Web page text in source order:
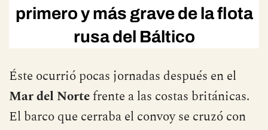
primero y más grave de la flota
rusa del Báltico
Éste ocurrió pocas jornadas después en el
Mar del Nortefrente a las costas británicas.
El barco que cerraba el convoy se cruzó con